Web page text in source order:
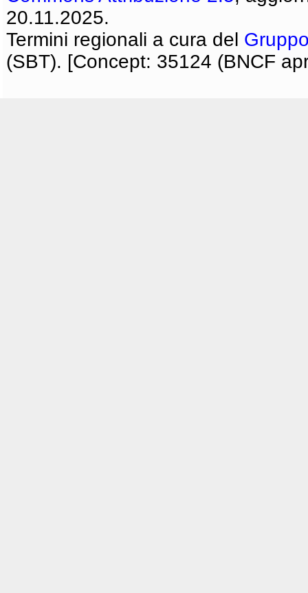
20.11.2025.
Termini regionali a cura del
(SBT). [Concept: 35124 (BNCF